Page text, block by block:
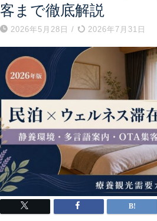
客まで徹底解説
2026年5月28日 / 2026年7月31日